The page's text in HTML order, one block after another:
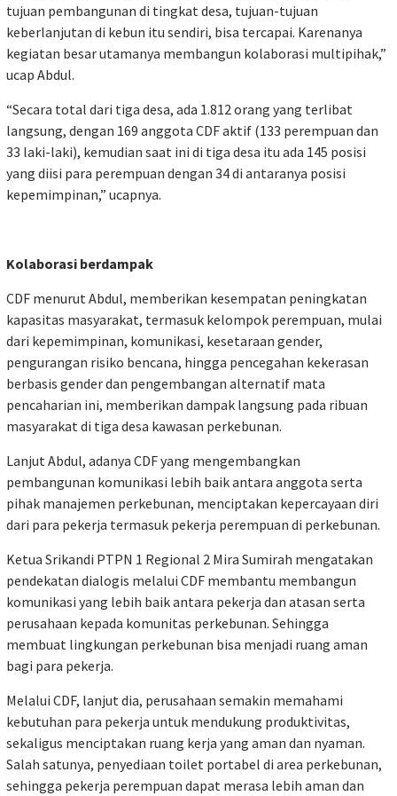
tujuan pembangunan di tingkat desa, tujuan-tujuan
keberlanjutan di kebun itu sendiri, bisa tercapai. Karenanya
kegiatan besar utamanya membangun kolaborasi multipihak,”
ucap Abdul.
“Secara total dari tiga desa, ada 1.812 orang yang terlibat
langsung, dengan 169 anggota CDF aktif (133 perempuan dan
33 laki-laki), kemudian saat ini di tiga desa itu ada 145 posisi
yang diisi para perempuan dengan 34 di antaranya posisi
kepemimpinan,” ucapnya.
Kolaborasi berdampak
CDF menurut Abdul, memberikan kesempatan peningkatan
kapasitas masyarakat, termasuk kelompok perempuan, mulai
dari kepemimpinan, komunikasi, kesetaraan gender,
pengurangan risiko bencana, hingga pencegahan kekerasan
berbasis gender dan pengembangan alternatif mata
pencaharian ini, memberikan dampak langsung pada ribuan
masyarakat di tiga desa kawasan perkebunan.
Lanjut Abdul, adanya CDF yang mengembangkan
pembangunan komunikasi lebih baik antara anggota serta
pihak manajemen perkebunan, menciptakan kepercayaan diri
dari para pekerja termasuk pekerja perempuan di perkebunan.
Ketua Srikandi PTPN 1 Regional 2 Mira Sumirah mengatakan
pendekatan dialogis melalui CDF membantu membangun
komunikasi yang lebih baik antara pekerja dan atasan serta
perusahaan kepada komunitas perkebunan. Sehingga
membuat lingkungan perkebunan bisa menjadi ruang aman
bagi para pekerja.
Melalui CDF, lanjut dia, perusahaan semakin memahami
kebutuhan para pekerja untuk mendukung produktivitas,
sekaligus menciptakan ruang kerja yang aman dan nyaman.
Salah satunya, penyediaan toilet portabel di area perkebunan,
sehingga pekerja perempuan dapat merasa lebih aman dan